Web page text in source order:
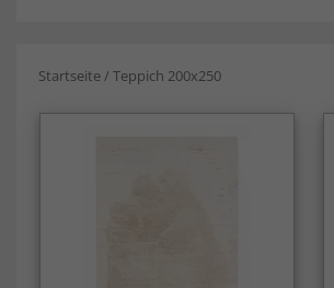
Startseite/Teppich 200x250